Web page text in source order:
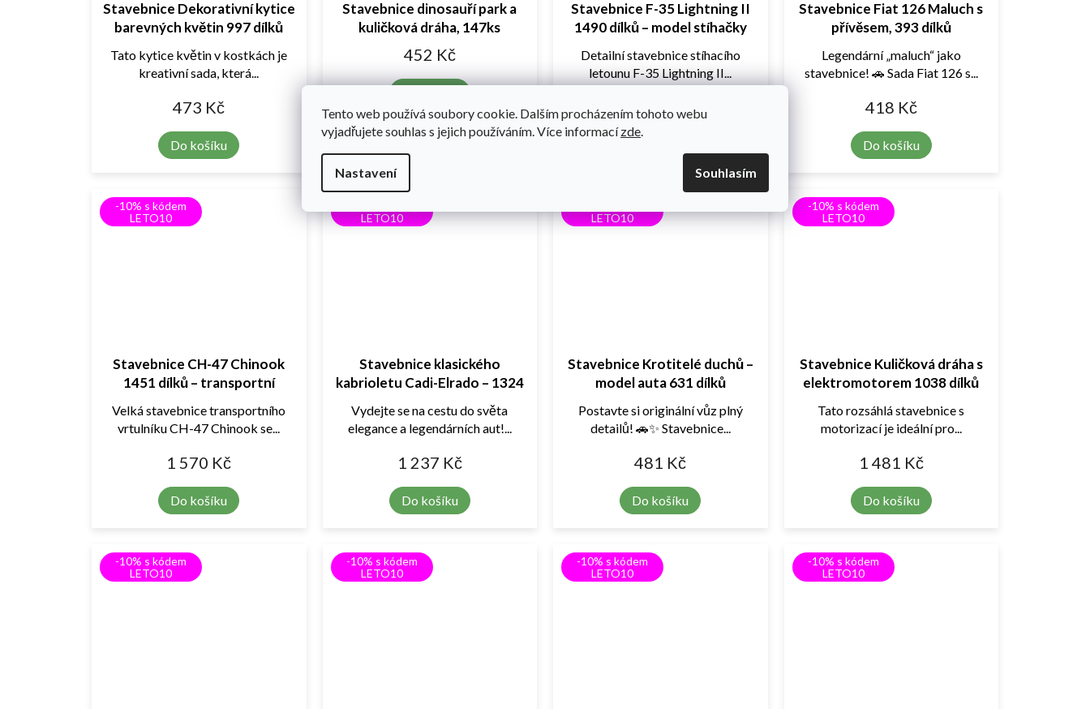
Tento web používá soubory cookie. Dalším procházením tohoto webu
vyjadřujete souhlas s jejich používáním. Více informacízde.
Nastavení Souhlasím
Stavebnice Dekorativní kytice
barevných květin 997 dílků
473 Kč
Do košíku
Tato kytice květin v kostkách je
kreativní sada, která...
Stavebnice dinosauří park a
kuličková dráha, 147ks
452 Kč
Stavebnice F-35 Lightning II
1490 dílků – model stíhačky
1 689 Kč
Detailní stavebnice stíhacího
letounu F-35 Lightning II...
Stavebnice Fiat 126 Maluch s
přívěsem, 393 dílků
418 Kč
Do košíku
Legendární „maluch“ jako
stavebnice! 🚗 Sada Fiat 126 s...
-10% s kódem
LETO10
Stavebnice CH-47 Chinook
1451 dílků – transportní
1 570 Kč
Do košíku
Velká stavebnice transportního
vrtulníku CH-47 Chinook se...
LETO10
Stavebnice klasického
kabrioletu Cadi-Elrado – 1324
1 237 Kč
Do košíku
Vydejte se na cestu do světa
elegance a legendárních aut!...
LETO10
Stavebnice Krotitelé duchů –
model auta 631 dílků
481 Kč
Do košíku
Postavte si originální vůz plný
detailů! 🚗✨ Stavebnice...
-10% s kódem
LETO10
Stavebnice Kuličková dráha s
elektromotorem 1038 dílků
1 481 Kč
Do košíku
Tato rozsáhlá stavebnice s
motorizací je ideální pro...
-10% s kódem
LETO10
-10% s kódem
LETO10
-10% s kódem
LETO10
-10% s kódem
LETO10